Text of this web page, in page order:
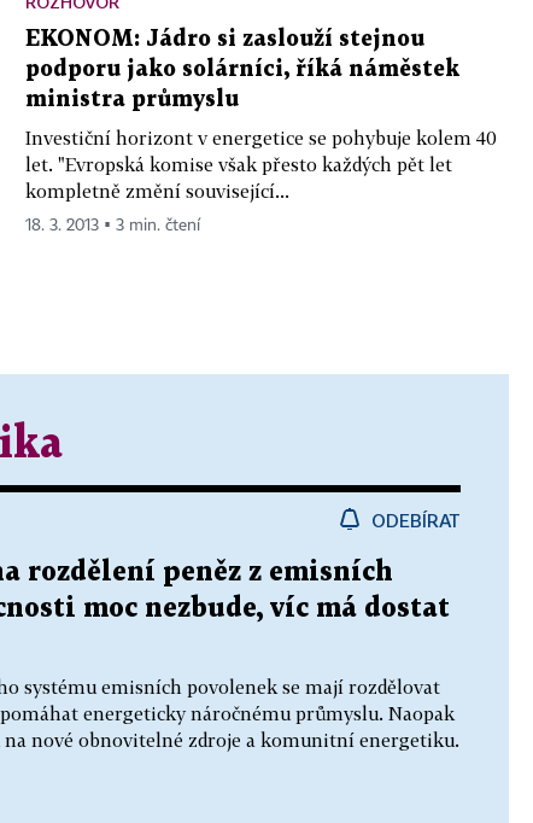
EKONOM: Jádro si zaslouží stejnou
podporu jako solárníci, říká náměstek
ministra průmyslu
Investiční horizont v energetice se pohybuje kolem 40
let. "Evropská komise však přesto každých pět let
kompletně změní související...
18. 3. 2013 ▪ 3 min. čtení
ODEBÍRAT
rozdělení peněz z emisních
moc nezbude, víc má dostat
systému emisních povolenek se mají rozdělovat
energeticky náročnému průmyslu. Naopak
nové obnovitelné zdroje a komunitní energetiku.